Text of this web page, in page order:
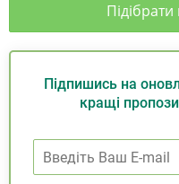
Підпишись на
кращі